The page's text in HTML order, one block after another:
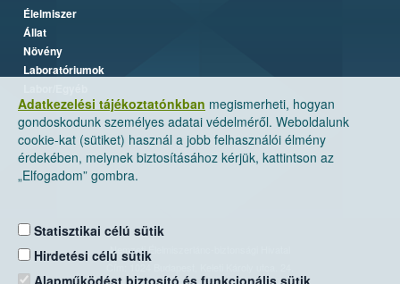
Adatkezelési tájékoztatónkban megismerheti, hogyan
gondoskodunk személyes adatai védelméről. Weboldalunk
cookie-kat (sütiket) használ a jobb felhasználói élmény
érdekében, melynek biztosításához kérjük, kattintson az
„Elfogadom” gombra.
Statisztikai célú sütik
Hirdetési célú sütik
Alapműködést biztosító és funkcionális sütik
Élelmiszer
Állat
Növény
Laboratóriumok
Nemzeti Élelmiszerlánc-biztonsági Hivatal